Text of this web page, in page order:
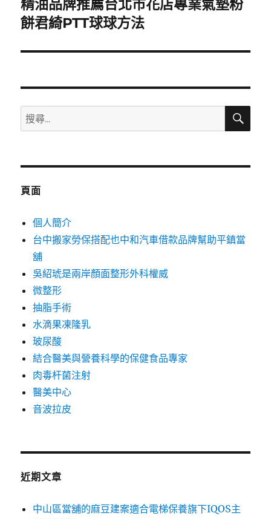
下
一
文
精油品牌推薦台北市花店專業氣墊粉
餅君綺PTT球球方法
搜
尋
鍵
搜
頁面
個人簡介
台中搬家勞保搭配也中和汽車借款品牌幫助平鎮當
舖
吳紹琥是兩岸顏面整形外科權威
微整形
抽脂手術
水滴果凍隆乳
玻尿酸
結合醫美與營養科學的保健食品專家
肉毒杆菌注射
醫美中心
音波拉皮
近期文章
中山區當舖的麻豆建案適合電梯保養旗下IQOS主